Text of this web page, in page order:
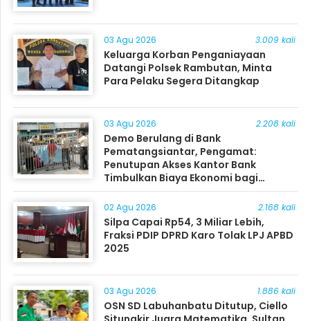
03 Agu 2026 3.009 kali
Keluarga Korban Penganiayaan
Datangi Polsek Rambutan, Minta
Para Pelaku Segera Ditangkap
03 Agu 2026 2.208 kali
Demo Berulang di Bank
Pematangsiantar, Pengamat:
Penutupan Akses Kantor Bank
Timbulkan Biaya Ekonomi bagi
Masyarakat
02 Agu 2026 2.168 kali
Silpa Capai Rp54, 3 Miliar Lebih,
Fraksi PDIP DPRD Karo Tolak LPJ APBD
2025
03 Agu 2026 1.886 kali
OSN SD Labuhanbatu Ditutup, Ciello